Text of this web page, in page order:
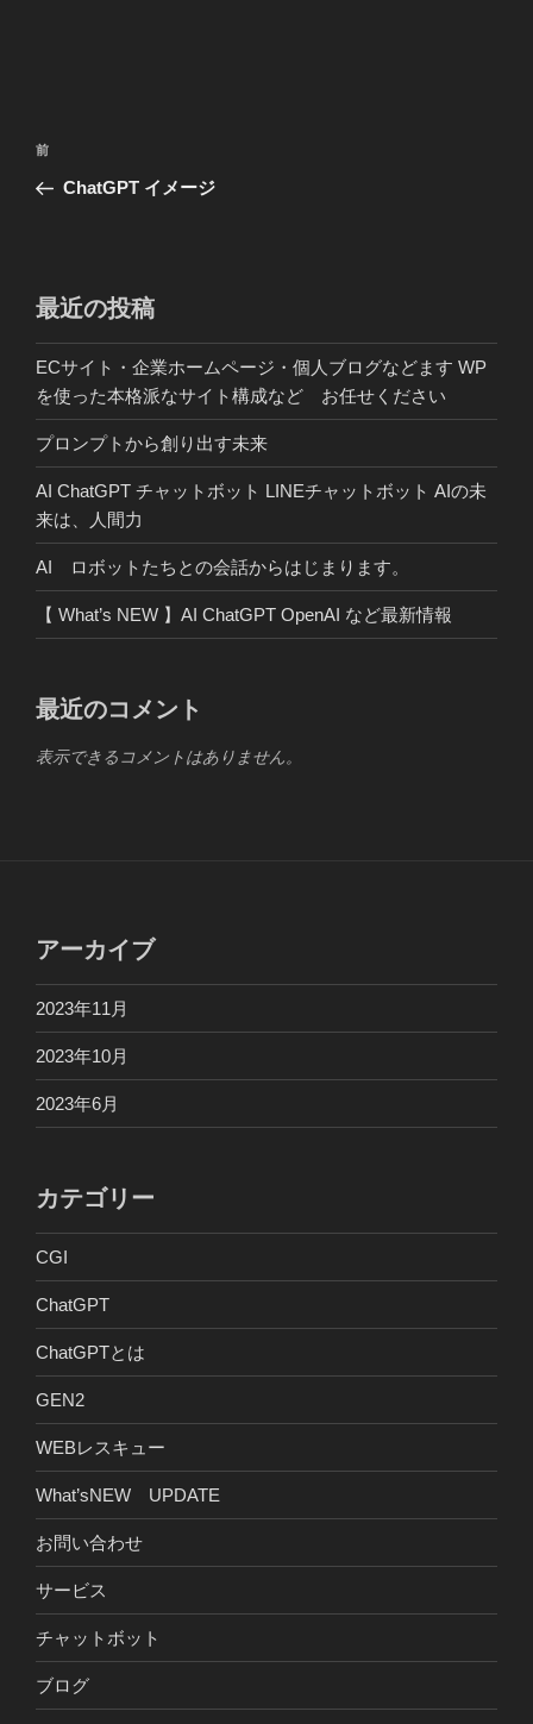
投
ナ
ー
シ
ョ
ン
前
の
前
ChatGPT イメージ
最近の投稿
ECサイト・企業ホームページ・個人ブログなどます WP
を使った本格派なサイト構成など お任せください
プロンプトから創り出す未来
AI ChatGPT チャットボット LINEチャットボット AIの未
来は、人間力
AI ロボットたちとの会話からはじまります。
【 What’s NEW 】AI ChatGPT OpenAI など最新情報
最近のコメント
表示できるコメントはありません。
アーカイブ
2023年11月
2023年10月
2023年6月
カテゴリー
CGI
ChatGPT
ChatGPTとは
GEN2
WEBレスキュー
What’sNEW UPDATE
お問い合わせ
サービス
チャットボット
ブログ